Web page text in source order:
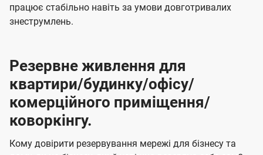
працює стабільно навіть за умови довготривалих
знеструмлень.
Резервне живлення для
квартири/будинку/офісу/
комерційного приміщення/
коворкінгу.
Кому довірити резервування мережі для бізнесу та